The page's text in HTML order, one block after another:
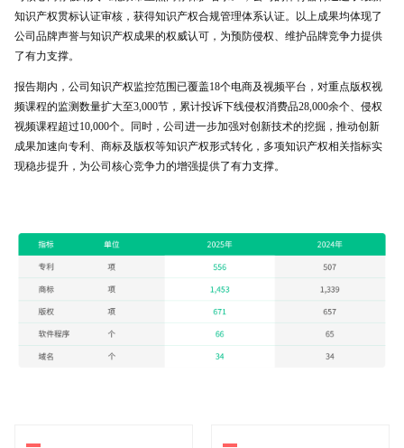
知识产权贯标认证审核，获得知识产权合规管理体系认证。以上成果均体现了
公司品牌声誉与知识产权成果的权威认可，为预防侵权、维护品牌竞争力提供
了有力支撑。
报告期内，公司知识产权监控范围已覆盖18个电商及视频平台，对重点版权视
频课程的监测数量扩大至3,000节，累计投诉下线侵权消费品28,000余个、侵权
视频课程超过10,000个。同时，公司进一步加强对创新技术的挖掘，推动创新
成果加速向专利、商标及版权等知识产权形式转化，多项知识产权相关指标实
现稳步提升，为公司核心竞争力的增强提供了有力支撑。